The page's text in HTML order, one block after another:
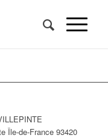
Île-de-France 93420